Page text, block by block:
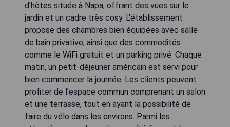
d'hôtes située à Napa, offrant des vues sur le
jardin et un cadre très cosy. L'établissement
propose des chambres bien équipées avec salle
de bain privative, ainsi que des commodités
comme le WiFi gratuit et un parking privé. Chaque
matin, un petit-déjeuner américain est servi pour
bien commencer la journée. Les clients peuvent
profiter de l'espace commun comprenant un salon
et une terrasse, tout en ayant la possibilité de
faire du vélo dans les environs. Parmi les